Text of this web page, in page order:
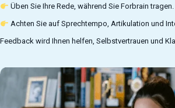
Üben Sie Ihre Rede, während Sie Forbrain tragen.
Achten Sie auf Sprechtempo, Artikulation und
Feedback wird Ihnen helfen, Selbstvertrauen und